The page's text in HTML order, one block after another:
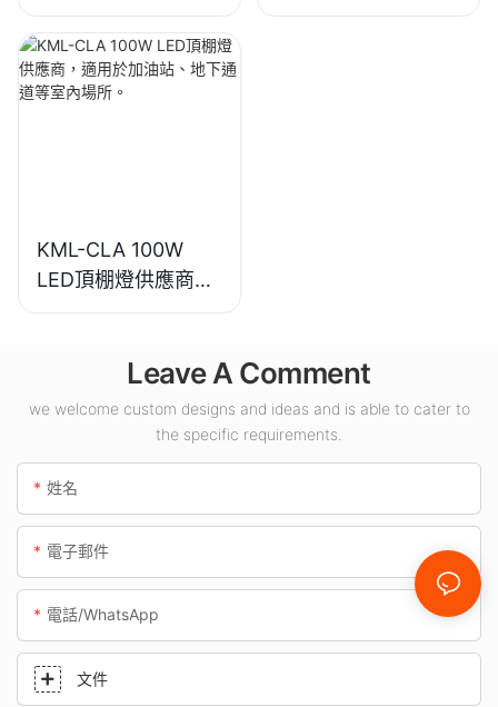
應商，適用於工業廠
房、倉庫和其他室內
照明應用。
供應商，適用於展覽
KML-CLA 100W
LED頂棚燈供應商，
適用於加油站、地下
Leave A Comment
we welcome custom designs and ideas and is able to cater to
the specific requirements.
姓名
電子郵件
電話/WhatsApp
文件